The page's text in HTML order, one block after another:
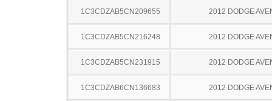
1C3CDZAB5CN209655 2012 DODGE
1C3CDZAB5CN216248 2012 DODGE
1C3CDZAB5CN231915 2012 DODGE
1C3CDZAB6CN136683 2012 DODGE